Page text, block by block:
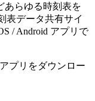
あらゆる時刻表を
表データ共有サイ
/ Android アプリで
アプリをダウンロー